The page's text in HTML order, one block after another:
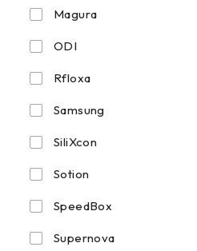
Magura
ODI
Rfloxa
Samsung
SiliXcon
Sotion
SpeedBox
Supernova